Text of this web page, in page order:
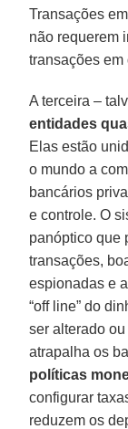
Transações
não requerem
transações em
A terceira –
entidades
Elas estão
o mundo a
bancários
e controle. O
panóptico que
transações,
espionadas e
“off line” do
ser alterado
atrapalha os
políticas
configurar
reduzem os